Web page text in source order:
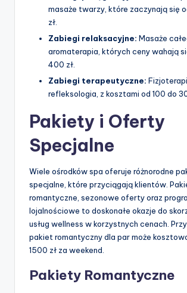
masaże twarzy, które zaczynają się
zł.
Zabiegi relaksacyjne: Masaże
aromaterapia, których ceny wahają
400 zł.
Zabiegi terapeutyczne:
refleksologia, z kosztami od 100 do
Pakiety i Oferty
Specjalne
Wiele ośrodków spa oferuje różnorodne
specjalne, które przyciągają klientów.
romantyczne, sezonowe oferty oraz
lojalnościowe to doskonałe okazje do
usług wellness w korzystnych cenach.
pakiet romantyczny dla par może
1500 zł za weekend.
Pakiety Romantyczne